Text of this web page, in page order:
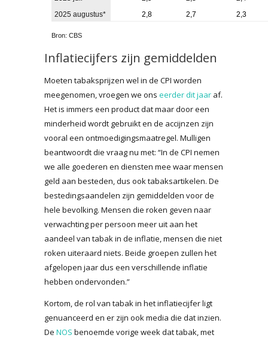
2025 augustus*
2,8 2,7 2,3
Bron: CBS
Inflatiecijfers zijn gemiddelden
Moeten tabaksprijzen wel in de CPI worden
meegenomen, vroegen we ons eerder dit jaar af.
Het is immers een product dat maar door een
minderheid wordt gebruikt en de accijnzen zijn
vooral een ontmoedigingsmaatregel. Mulligen
beantwoordt die vraag nu met: “In de CPI nemen
we alle goederen en diensten mee waar mensen
geld aan besteden, dus ook tabaksartikelen. De
bestedingsaandelen zijn gemiddelden voor de
hele bevolking. Mensen die roken geven naar
verwachting per persoon meer uit aan het
aandeel van tabak in de inflatie, mensen die niet
roken uiteraard niets. Beide groepen zullen het
afgelopen jaar dus een verschillende inflatie
hebben ondervonden.”
Kortom, de rol van tabak in het inflatiecijfer ligt
genuanceerd en er zijn ook media die dat inzien.
De NOS benoemde vorige week dat tabak, met